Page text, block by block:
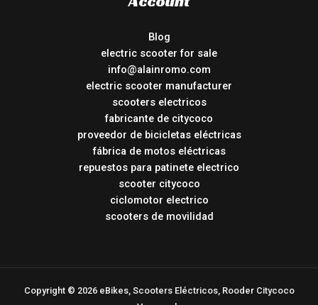
Blog
electric scooter for sale
info@alainromo.com
electric scooter manufacturer
scooters electricos
fabricante de citycoco
proveedor de bicicletas eléctricas
fábrica de motos eléctricas
repuestos para patinete electrico
scooter citycoco
ciclomotor electrico
scooters de movilidad
Copyright © 2026 eBikes, Scooters Eléctricos, Rooder Citycoco